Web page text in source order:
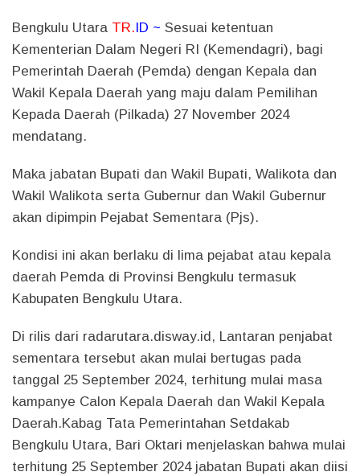
Bengkulu Utara TR.ID ~ Sesuai ketentuan
Kementerian Dalam Negeri RI (Kemendagri), bagi
Pemerintah Daerah (Pemda) dengan Kepala dan
Wakil Kepala Daerah yang maju dalam Pemilihan
Kepada Daerah (Pilkada) 27 November 2024
mendatang.
Maka jabatan Bupati dan Wakil Bupati, Walikota dan
Wakil Walikota serta Gubernur dan Wakil Gubernur
akan dipimpin Pejabat Sementara (Pjs).
Kondisi ini akan berlaku di lima pejabat atau kepala
daerah Pemda di Provinsi Bengkulu termasuk
Kabupaten Bengkulu Utara.
Di rilis dari radarutara.disway.id, Lantaran penjabat
sementara tersebut akan mulai bertugas pada
tanggal 25 September 2024, terhitung mulai masa
kampanye Calon Kepala Daerah dan Wakil Kepala
Daerah.Kabag Tata Pemerintahan Setdakab
Bengkulu Utara, Bari Oktari menjelaskan bahwa mulai
terhitung 25 September 2024 jabatan Bupati akan diisi